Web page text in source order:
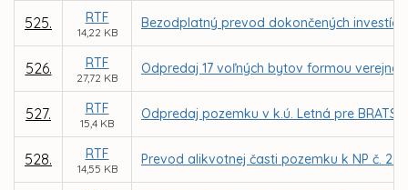
525. RTF
14,22 KB
Bezodplatný prevod dokončených investícií
526. RTF
27,72 KB
Odpredaj 17 voľných bytov formou verejnej
527. RTF
15,4 KB
Odpredaj pozemku v k.ú. Letná pre
528. RTF
14,55 KB
Prevod alikvotnej časti pozemku k NP č. 2